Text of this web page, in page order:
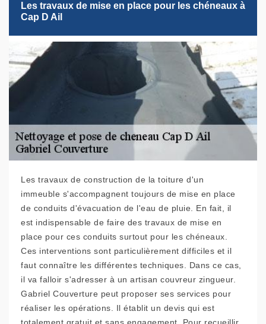
Les travaux de mise en place pour les chéneaux à
Cap D Ail
Les travaux de construction de la toiture d'un
immeuble s'accompagnent toujours de mise en place
de conduits d'évacuation de l'eau de pluie. En fait, il
est indispensable de faire des travaux de mise en
place pour ces conduits surtout pour les chéneaux.
Ces interventions sont particulièrement difficiles et il
faut connaître les différentes techniques. Dans ce cas,
il va falloir s'adresser à un artisan couvreur zingueur.
Gabriel Couverture peut proposer ses services pour
réaliser les opérations. Il établit un devis qui est